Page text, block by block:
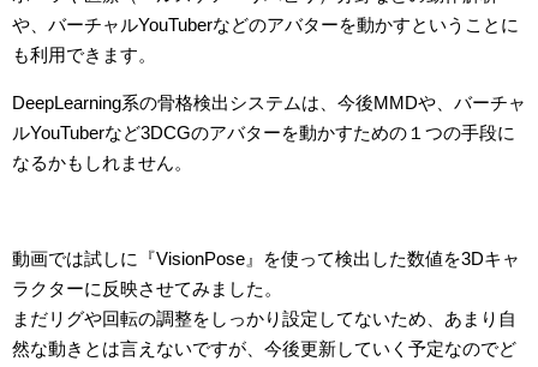
や、バーチャルYouTuberなどのアバターを動かすということに
も利用できます。
DeepLearning系の骨格検出システムは、今後MMDや、バーチャ
ルYouTuberなど3DCGのアバターを動かすための１つの手段に
なるかもしれません。
動画では試しに『VisionPose』を使って検出した数値を3Dキャ
ラクターに反映させてみました。
まだリグや回転の調整をしっかり設定してないため、あまり自
然な動きとは言えないですが、今後更新していく予定なのでど